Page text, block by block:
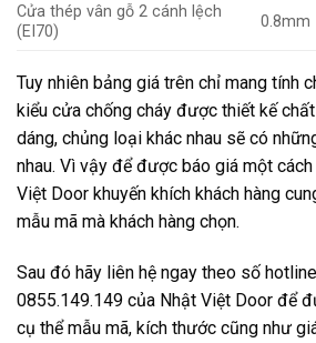
Cửa thép vân gỗ 2 cánh lệch
(EI70)
0.8mm
Tuy nhiên bảng giá trên chỉ mang tính
kiểu cửa chống cháy được thiết kế
dáng, chủng loại khác nhau sẽ có
nhau. Vì vậy để được báo giá một
Việt Door khuyến khích khách hàng
mẫu mã mà khách hàng chọn.
Sau đó hãy liên hệ ngay theo số
0855.149.149 của Nhật Việt Door để
cụ thể mẫu mã, kích thước cũng như